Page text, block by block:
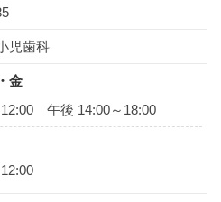
児歯科
金
午後 14:00～18:00